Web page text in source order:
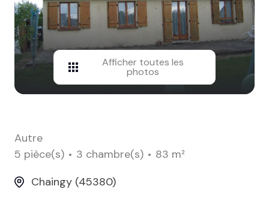
Afficher toutes les
photos
Autre
5 pièce(s)
3 chambre(s)
83 m²
Chaingy (45380)